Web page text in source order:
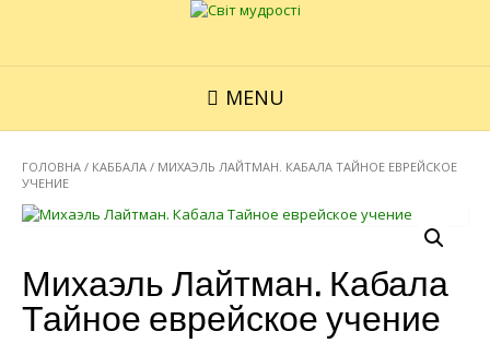
MENU
ГОЛОВНА / КАББАЛА / МИХАЭЛЬ ЛАЙТМАН. КАБАЛА ТАЙНОЕ ЕВРЕЙСКОЕ
УЧЕНИЕ
Михаэль Лайтман. Кабала
Тайное еврейское учение